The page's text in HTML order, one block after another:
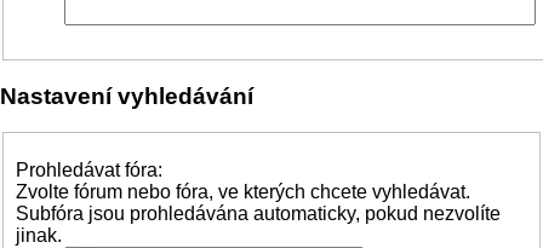
Nastavení vyhledávání
Prohledávat fóra:
Zvolte fórum nebo fóra, ve kterých chcete vyhledávat.
Subfóra jsou prohledávána automaticky, pokud nezvolíte
jinak.